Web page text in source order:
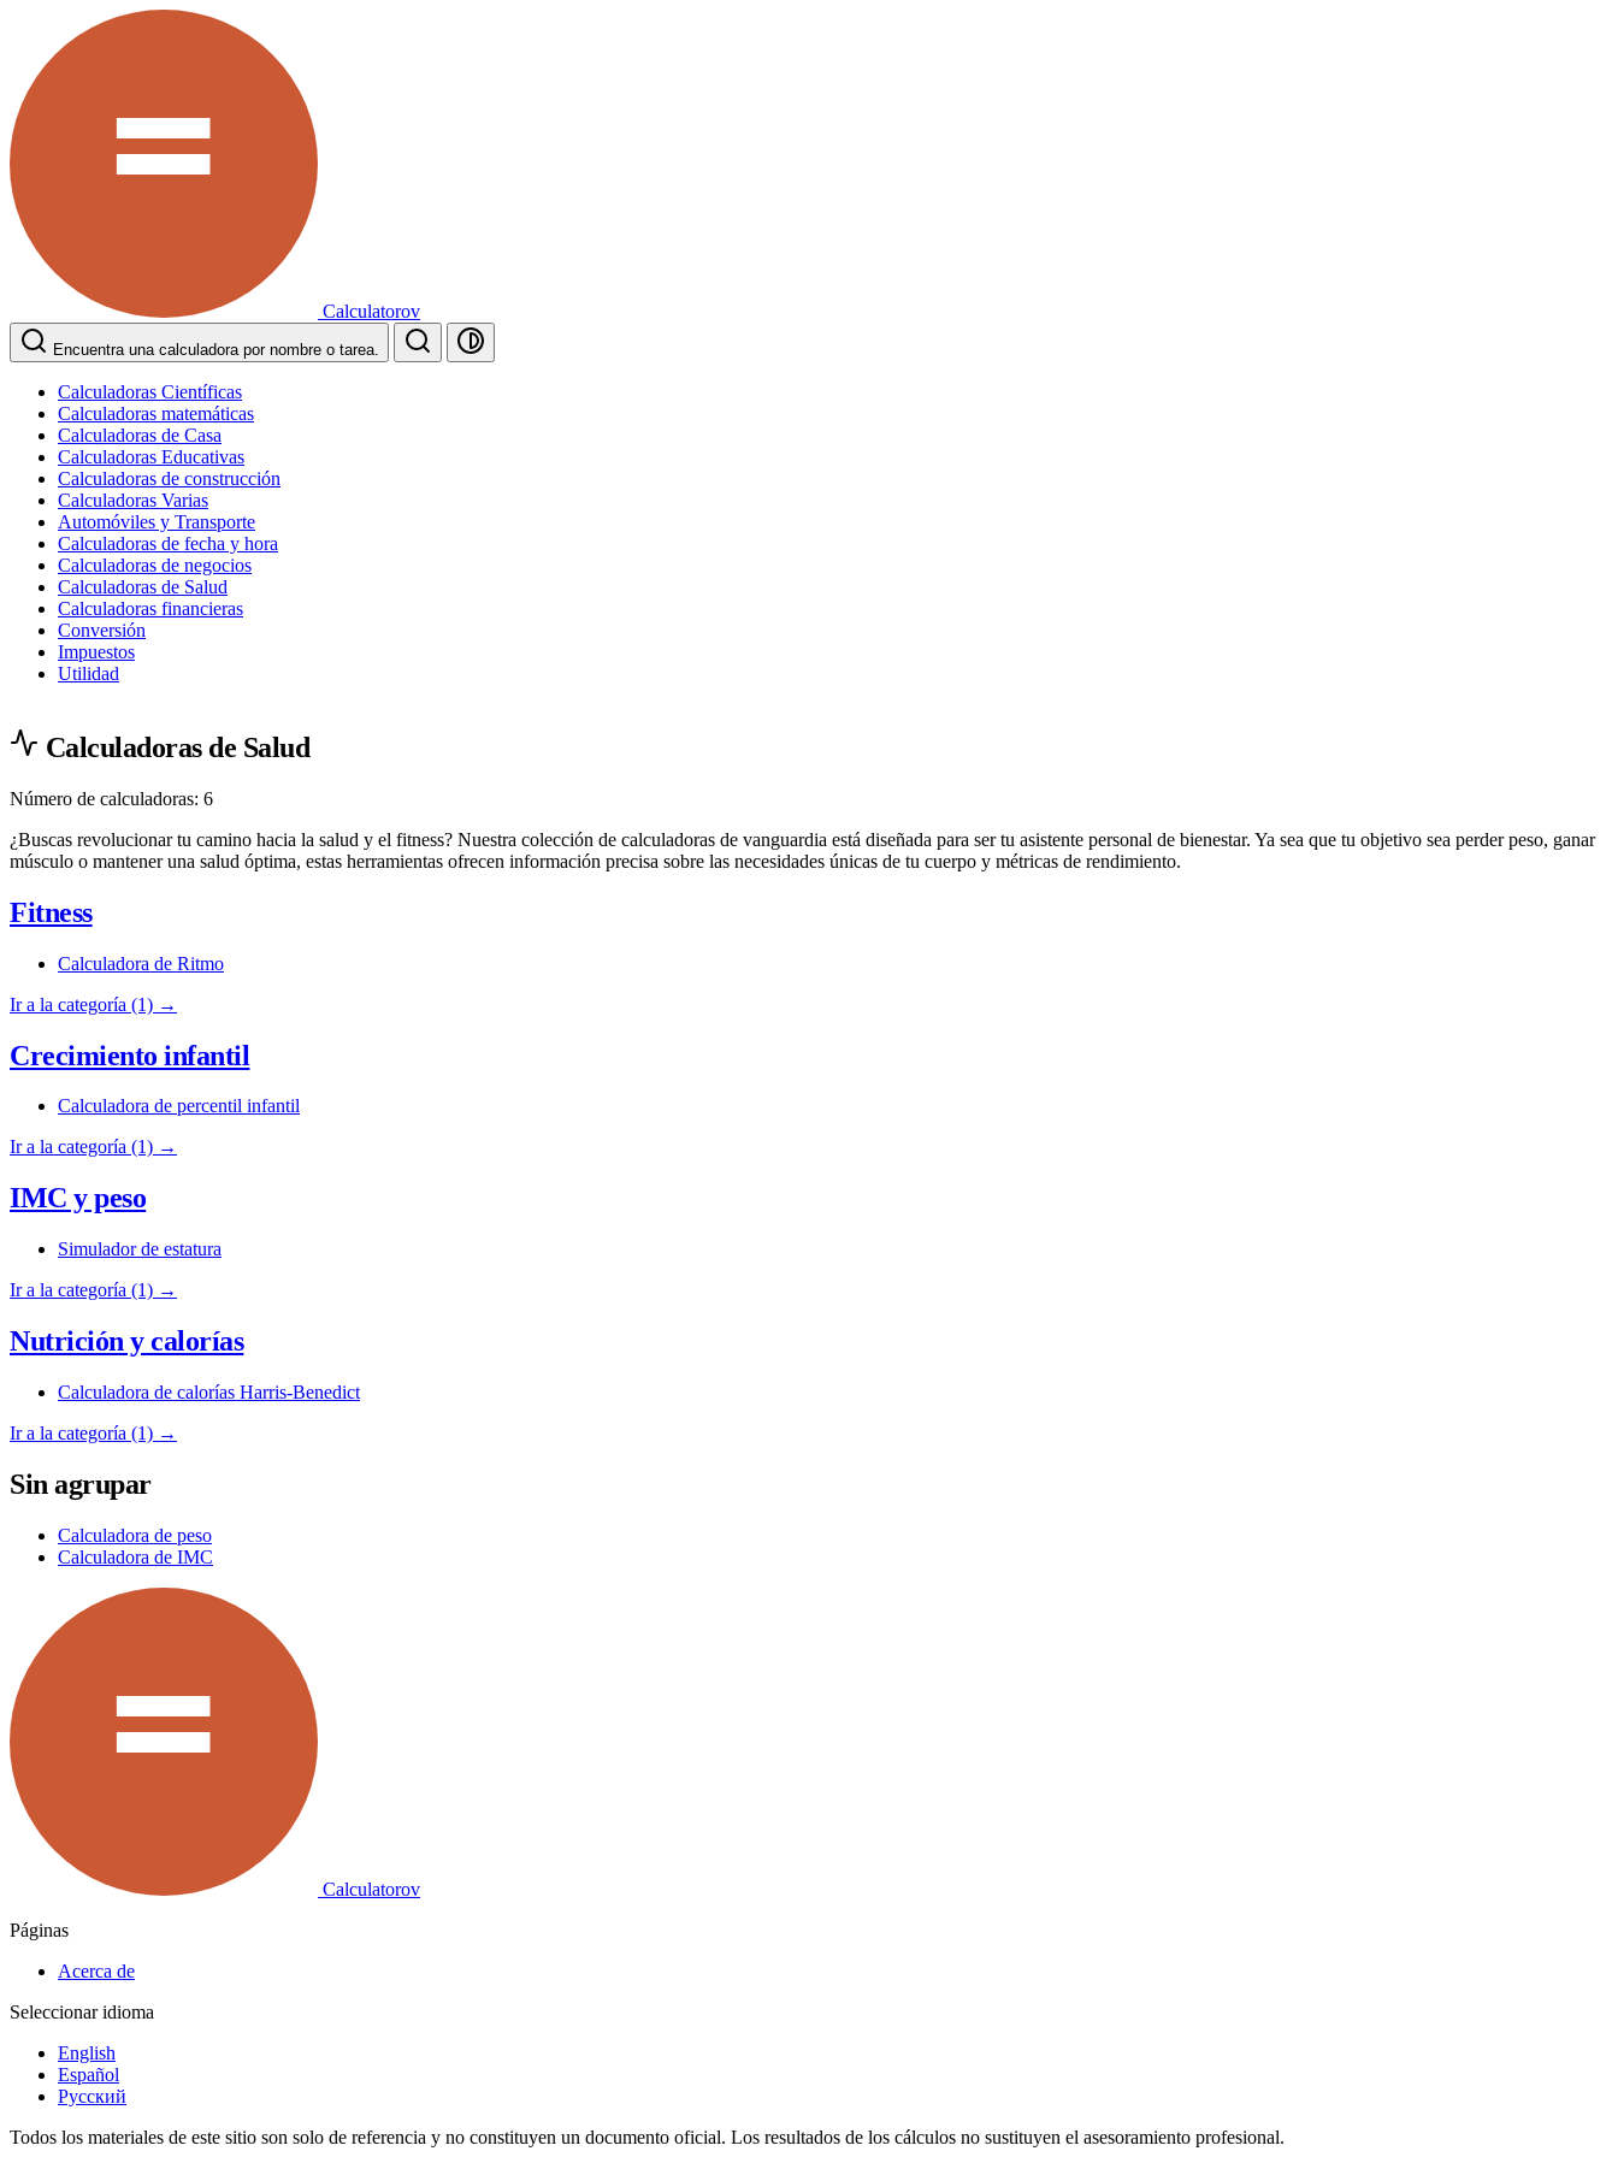
Calculatorov
Encuentra una calculadora por nombre o tarea.
Calculadoras Científicas
Calculadoras matemáticas
Calculadoras de Casa
Calculadoras Educativas
Calculadoras de construcción
Calculadoras Varias
Automóviles y Transporte
Calculadoras de fecha y hora
Calculadoras de negocios
Calculadoras de Salud
Calculadoras financieras
Conversión
Impuestos
Utilidad
Calculadoras de Salud
Número de calculadoras: 6
¿Buscas revolucionar tu camino hacia la salud y el fitness? Nuestra colección de calculadoras de vanguardia está diseñada para ser tu asistente personal de bienestar. Ya sea que tu objetivo sea perder peso, ganar
músculo o mantener una salud óptima, estas herramientas ofrecen información precisa sobre las necesidades únicas de tu cuerpo y métricas de rendimiento.
Fitness
Calculadora de Ritmo
Ir a la categoría (1) →
Crecimiento infantil
Calculadora de percentil infantil
Ir a la categoría (1) →
IMC y peso
Simulador de estatura
Ir a la categoría (1) →
Nutrición y calorías
Calculadora de calorías Harris-Benedict
Ir a la categoría (1) →
Sin agrupar
Calculadora de peso
Calculadora de IMC
Calculatorov
Páginas
Acerca de
Seleccionar idioma
English
Español
Русский
Todos los materiales de este sitio son solo de referencia y no constituyen un documento oficial. Los resultados de los cálculos no sustituyen el asesoramiento profesional.